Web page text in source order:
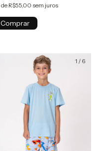
de R$55,00 sem juros
Comprar
1 / 6